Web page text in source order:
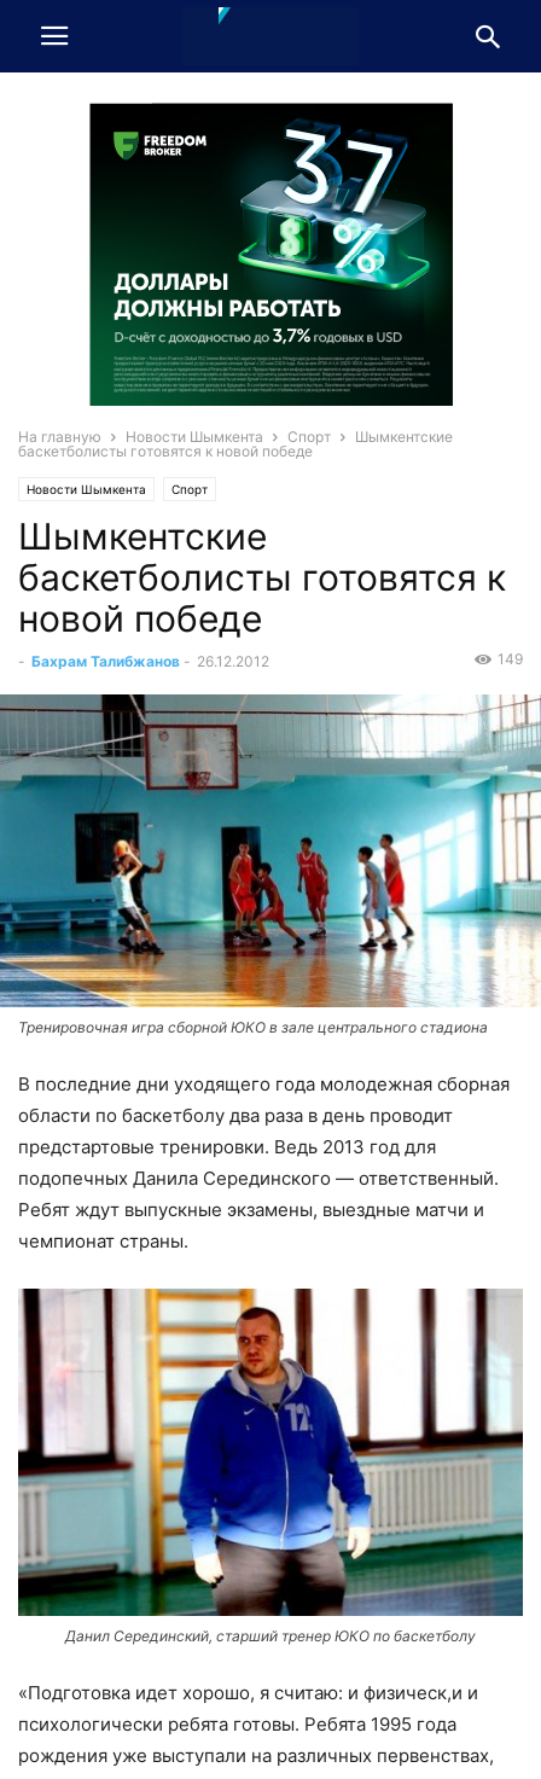
На главную Новости Шымкента Спорт
Шымкентские
баскетболисты готовятся к новой победе
Новости Шымкента Спорт
Шымкентские
баскетболисты готовятся к
новой победе
- Бахрам Талибжанов - 26.12.2012 149
Тренировочная игра сборной ЮКО в зале центрального стадиона
В последние дни уходящего года молодежная сборная
области по баскетболу два раза в день проводит
предстартовые тренировки. Ведь 2013 год для
подопечных Данила Серединского — ответственный.
Ребят ждут выпускные экзамены, выездные матчи и
чемпионат страны.
Данил Серединский, старший тренер ЮКО по баскетболу
«Подготовка идет хорошо, я считаю: и физическ,и и
психологически ребята готовы. Ребята 1995 года
рождения уже выступали на различных первенствах,